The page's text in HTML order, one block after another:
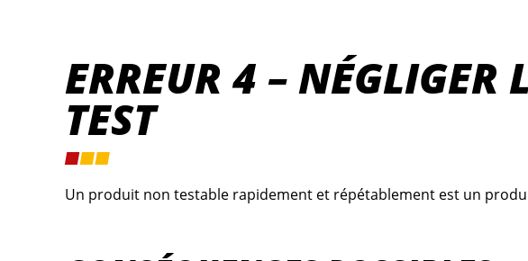
ERREUR 4 – NÉGLIGER
TEST
Un produit non testable rapidement et répétablement est un